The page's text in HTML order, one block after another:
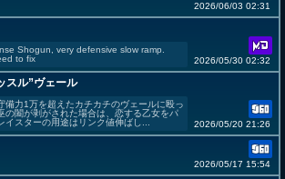
2026/06/03 02:31
Shogun, very defensive slow ramp.
to fix
2026/05/30 02:32
スル”ヴェール
備力1万を超えたカチカチのヴェールに殴っ
の闔が剥がされた場合は、恋する乙女をパ
イスターの用途はリンク値伸ばし...
2026/05/20 21:26
2026/05/17 15:54